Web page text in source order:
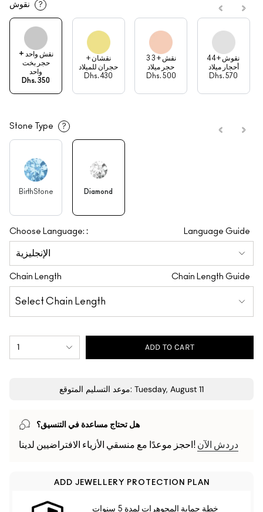
?
نقش واحد +
حجر بخت
واحد
Dhs. 350
نقشان +
حجران للميلاد
Dhs. 430
3 نقش + 3
حجر ميلاد
Dhs. 500
4 نقوش + 4
أحجار ميلاد
Dhs. 570
Stone Type ?
BirthStone Diamond
Choose Language: : Language Guide
Chain Length Chain Length Guide
1 ADD TO CART
موعد التسليم المتوقع: Tuesday, August 11
هل تحتاج مساعدة في التنسيق؟
احجز موعدًا مع منسقي الأزياء الافتراضيين لدينا! دردش الآن
ADD JEWELLERY PROTECTION PLAN
خطة حماية المجوهرات لمدة 5 سنوات